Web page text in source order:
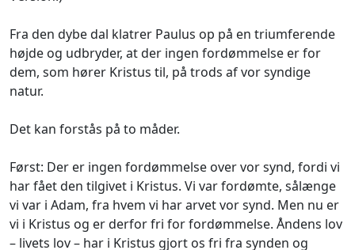
Fra den dybe dal klatrer Paulus op på en triumferende
højde og udbryder, at der ingen fordømmelse er for
dem, som hører Kristus til, på trods af vor syndige
natur.
Det kan forstås på to måder.
Først: Der er ingen fordømmelse over vor synd, fordi vi
har fået den tilgivet i Kristus. Vi var fordømte, sålænge
vi var i Adam, fra hvem vi har arvet vor synd. Men nu er
vi i Kristus og er derfor fri for fordømmelse. Åndens lov
– livets lov – har i Kristus gjort os fri fra synden og